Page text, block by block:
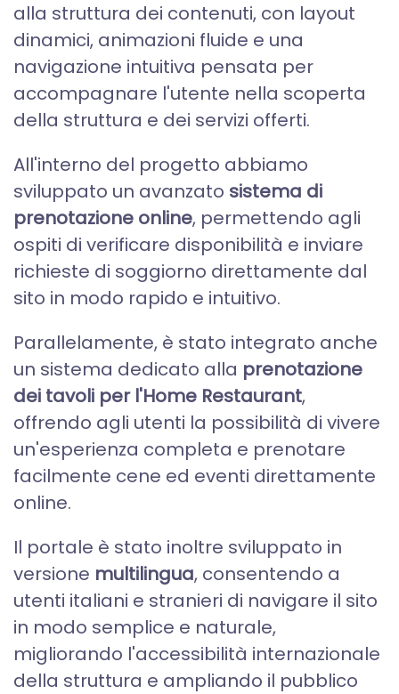
alla struttura dei contenuti, con layout
dinamici, animazioni fluide e una
navigazione intuitiva pensata per
accompagnare l'utente nella scoperta
della struttura e dei servizi offerti.
All'interno del progetto abbiamo
sviluppato un avanzato sistema di
prenotazione online, permettendo agli
ospiti di verificare disponibilità e inviare
richieste di soggiorno direttamente dal
sito in modo rapido e intuitivo.
Parallelamente, è stato integrato anche
un sistema dedicato alla prenotazione
dei tavoli per l'Home Restaurant,
offrendo agli utenti la possibilità di vivere
un'esperienza completa e prenotare
facilmente cene ed eventi direttamente
online.
Il portale è stato inoltre sviluppato in
versione multilingua, consentendo a
utenti italiani e stranieri di navigare il sito
in modo semplice e naturale,
migliorando l'accessibilità internazionale
della struttura e ampliando il pubblico